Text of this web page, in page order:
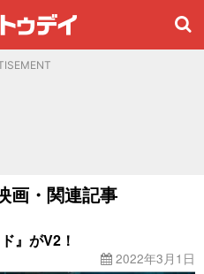
画・関連記事
』がV2！
2022年3月1日